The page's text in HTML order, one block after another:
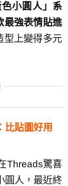
小圓人」系
最強表情貼進
型上變得多元
比貼圖好用
Threads驚喜
圓人，最近終